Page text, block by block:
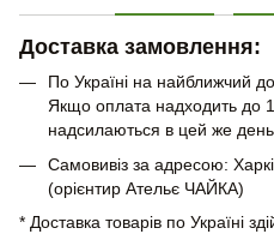
Доставка замовлення:
По Україні на найближчий
Якщо оплата надходить до
надсилаються в цей же
Самовивіз за адресою:
(орієнтир Ательє ЧАЙКА)
* Доставка товарів по Україні